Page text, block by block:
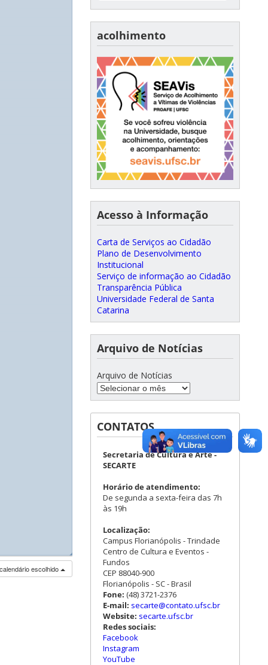
◢◢
escolhido
acolhimento
Acesso à Informação
Carta de Serviços ao Cidadão
Plano de Desenvolvimento
Institucional
Serviço de informação ao Cidadão
Transparência Pública
Universidade Federal de Santa
Catarina
Arquivo de Notícias
Arquivo de Notícias
CONTATOS
Secretaria de Cultura e Arte -
SECARTE
Horário de atendimento:
De segunda a sexta-feira das 7h
às 19h
Localização:
Campus Florianópolis - Trindade
Centro de Cultura e Eventos -
Fundos
CEP 88040-900
Florianópolis - SC - Brasil
Fone: (48) 3721-2376
E-mail: secarte@contato.ufsc.br
Website: secarte.ufsc.br
Redes sociais:
Facebook
Instagram
YouTube